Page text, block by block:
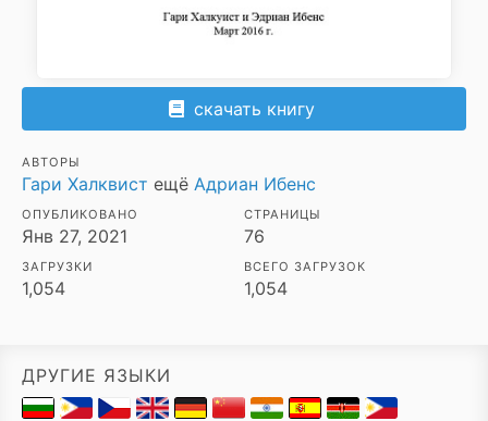
скачать книгу
АВТОРЫ
Гари Халквист ещё Адриан Ибенс
ОПУБЛИКОВАНО
Янв 27, 2021
СТРАНИЦЫ
76
ЗАГРУЗКИ
1,054
ВСЕГО ЗАГРУЗОК
1,054
ДРУГИЕ ЯЗЫКИ